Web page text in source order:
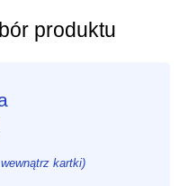
produktu
kartki)